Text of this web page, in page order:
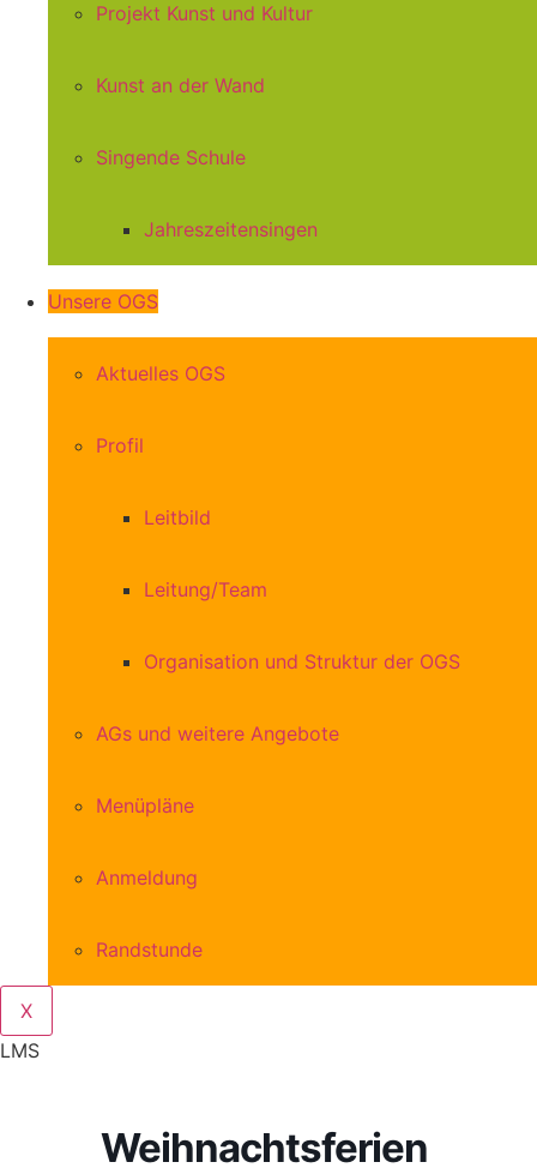
Projekt Kunst und Kultur
Kunst an der Wand
Singende Schule
Jahreszeitensingen
Unsere OGS
Aktuelles OGS
Profil
Leitbild
Leitung/Team
Organisation und Struktur der OGS
AGs und weitere Angebote
Menüpläne
Anmeldung
Randstunde
X
LMS
Weihnachtsferien